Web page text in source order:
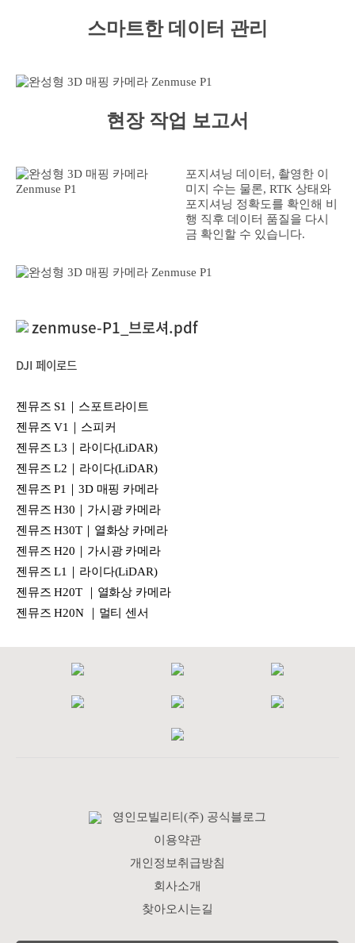
DJI 페이로드
젠뮤즈 S1｜스포트라이트
젠뮤즈 V1｜스피커
젠뮤즈 L3｜라이다(LiDAR)
젠뮤즈 L2｜라이다(LiDAR)
젠뮤즈 P1｜3D 매핑 카메라
젠뮤즈 H30｜가시광 카메라
젠뮤즈 H30T｜열화상 카메라
젠뮤즈 H20｜가시광 카메라
젠뮤즈 L1｜라이다(LiDAR)
젠뮤즈 H20T ｜열화상 카메라
젠뮤즈 H20N ｜멀티 센서
스마트한 데이터 관리
현장 작업 보고서
포지셔닝 데이터, 촬영한 이
미지 수는 물론, RTK 상태와
포지셔닝 정확도를 확인해 비
행 직후 데이터 품질을 다시
금 확인할 수 있습니다.
zenmuse-P1_브로셔.pdf
영인모빌리티(주) 공식블로그
이용약관
개인정보취급방침
회사소개
찾아오시는길